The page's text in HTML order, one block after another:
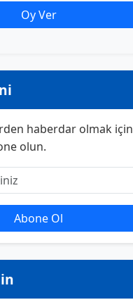
Oy Ver
haberdar olmak için
olun.
Abone Ol